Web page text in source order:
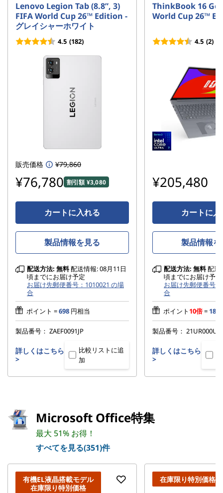
Lenovo Legion Tab (8.8”, 3)
FIFA World Cup 26™ Edition -
グレイシャーホワイト
4.5 (182)
販売価格 ¥79,860
¥76,780 割引額 ¥3,080
カートに入れる
製品情報を見る
配送方法: 無料配送情報: 08月11日
頃までにお届け予定
お届け先郵便番号：1010021 の場
合
ポイント =698 円相当
製品番号： ZAEF0091JP
詳しくはこちら
>
比較リストに追
加
ThinkBook 16
World Cup 26™
4.5 (2)
¥205,480
カートに
製品情報
配送方法: 無料配送
頃までにお届け予定
お届け先郵便番号
合
ポイント 10倍=
製品番号： 21UR000UJP
詳しくはこちら
>
Microsoft Office特集
最大 51% お得！
すべてを見る(351)件
有機EL液晶搭載モデル
在庫限り特別価格
在庫限り特別価格